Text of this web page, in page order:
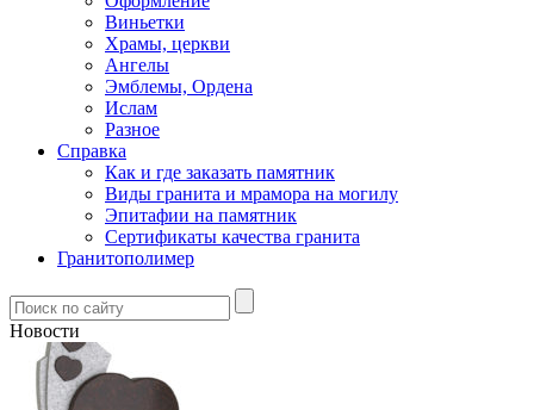
Виньетки
Храмы, церкви
Ангелы
Эмблемы, Ордена
Ислам
Разное
Справка
Как и где заказать памятник
Виды гранита и мрамора на могилу
Эпитафии на памятник
Сертификаты качества гранита
Гранитополимер
Новости